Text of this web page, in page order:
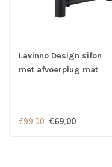
Lavinno Design sifon
met afvoerplug mat
€99,00 €69,00